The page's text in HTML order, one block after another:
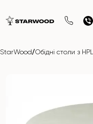
StarWood/Обідні столи з HPL